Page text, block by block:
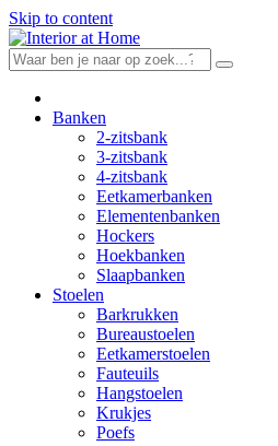
Skip to content
Banken
2-zitsbank
3-zitsbank
4-zitsbank
Eetkamerbanken
Elementenbanken
Hockers
Hoekbanken
Slaapbanken
Stoelen
Barkrukken
Bureaustoelen
Eetkamerstoelen
Fauteuils
Hangstoelen
Krukjes
Poefs